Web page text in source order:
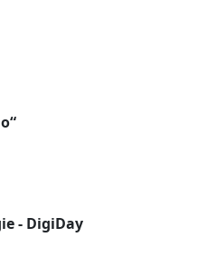
- DigiDay